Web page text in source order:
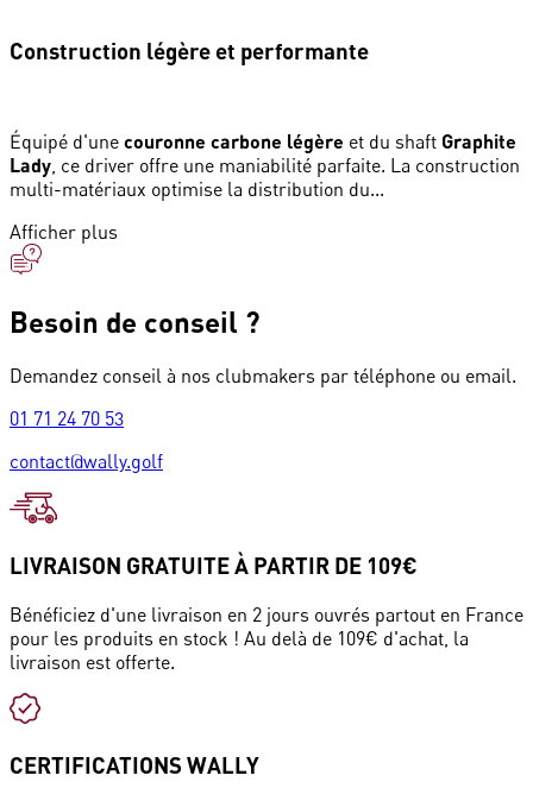
Construction légère et performante
Équipé d'une couronne carbone légère et du shaft Graphite
Lady, ce driver offre une maniabilité parfaite. La construction
multi-matériaux optimise la distribution du...
Afficher plus
Besoin de conseil ?
Demandez conseil à nos clubmakers par téléphone ou email.
01 71 24 70 53
contact@wally.golf
LIVRAISON GRATUITE À PARTIR DE 109€
Bénéficiez d'une livraison en 2 jours ouvrés partout en France
pour les produits en stock ! Au delà de 109€ d'achat, la
livraison est offerte.
CERTIFICATIONS WALLY